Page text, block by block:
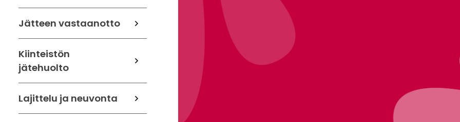
Jätteen vastaanotto
Kiinteistön
jätehuolto
Lajittelu ja neuvonta